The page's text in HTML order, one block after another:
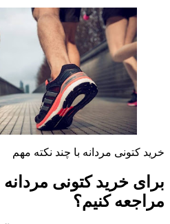
خرید کتونی مردانه با چند نکته مهم
برای خرید کتونی مردانه
مراجعه کنیم؟